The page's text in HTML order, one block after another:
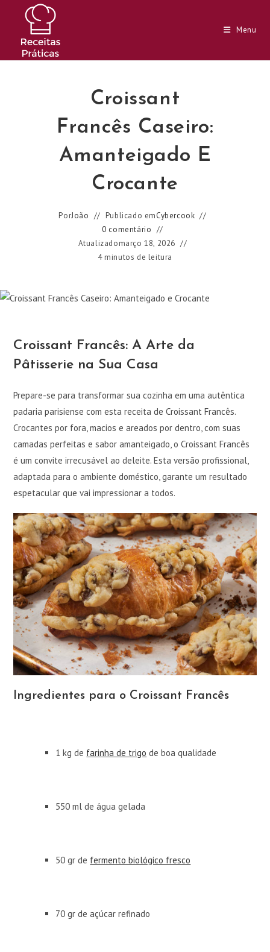
conteúdo
Menu
Croissant
Francês Caseiro:
Amanteigado E
Crocante
PorJoão Publicado emCybercook
0 comentário
Atualizadomarço 18, 2026
4 minutos de leitura
Croissant Francês: A Arte da
Pâtisserie na Sua Casa
Prepare-se para transformar sua cozinha em uma autêntica
padaria parisiense com esta receita de Croissant Francês.
Crocantes por fora, macios e areados por dentro, com suas
camadas perfeitas e sabor amanteigado, o Croissant Francês
é um convite irrecusável ao deleite. Esta versão profissional,
adaptada para o ambiente doméstico, garante um resultado
espetacular que vai impressionar a todos.
Ingredientes para o Croissant Francês
1 kg de farinha de trigo de boa qualidade
550 ml de água gelada
50 gr de fermento biológico fresco
70 gr de açúcar refinado